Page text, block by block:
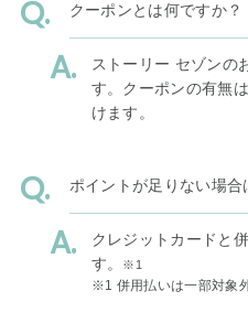
クーポンとは何ですか？
ストーリー セゾンの
す。クーポンの有無は
けます。
ポイントが足りない場
クレジットカードと
す。
※1
※1 併用払いは一部対象